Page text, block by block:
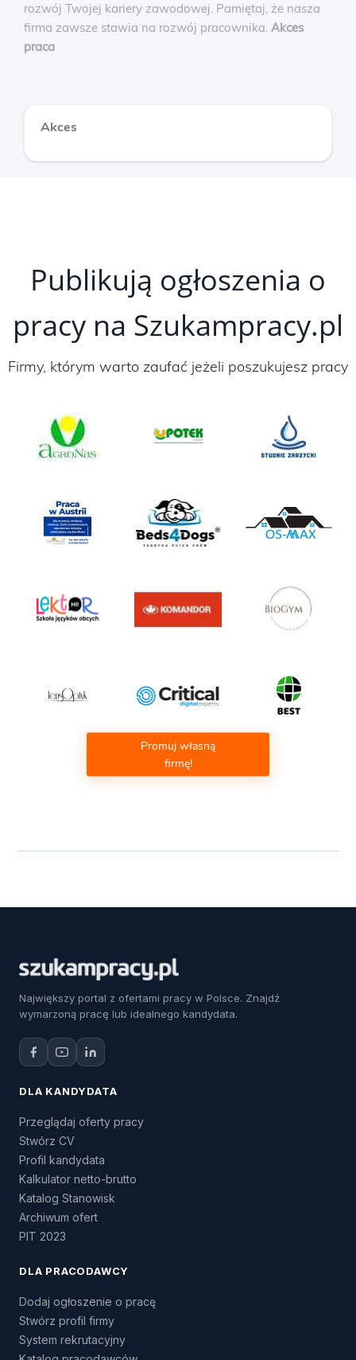
rozwój Twojej kariery zawodowej. Pamiętaj, że nasza
firma zawsze stawia na rozwój pracownika. Akces
praca
Akces
Publikują ogłoszenia o
pracy na Szukampracy.pl
Firmy, którym warto zaufać jeżeli poszukujesz pracy
Promuj własną
firmę!
Największy portal z ofertami pracy w Polsce. Znajdź
wymarzoną pracę lub idealnego kandydata.
DLA KANDYDATA
Przeglądaj oferty pracy
Stwórz CV
Profil kandydata
Kalkulator netto-brutto
Katalog Stanowisk
Archiwum ofert
PIT 2023
DLA PRACODAWCY
Dodaj ogłoszenie o pracę
Stwórz profil firmy
System rekrutacyjny